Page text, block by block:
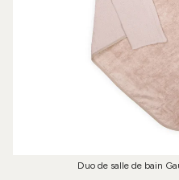
Duo de salle de bain